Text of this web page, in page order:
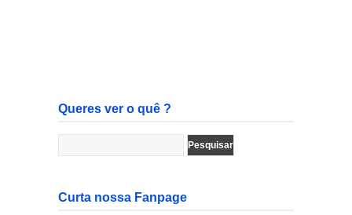
Queres ver o quê ?
Curta nossa Fanpage